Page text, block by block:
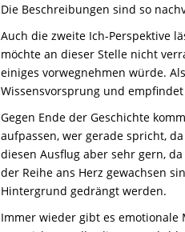
Die Beschreibungen sind so
Auch die zweite Ich-Perspektive
möchte an dieser Stelle nicht
einiges vorwegnehmen würde.
Wissensvorsprung und
Gegen Ende der Geschichte
aufpassen, wer gerade spricht,
diesen Ausflug aber sehr gern,
der Reihe ans Herz gewachsen
Hintergrund gedrängt werden.
Immer wieder gibt es emotionale